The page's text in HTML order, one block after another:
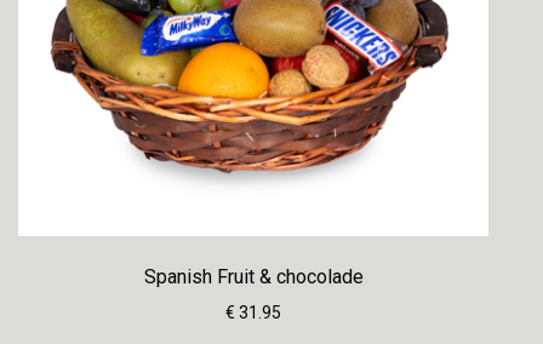
Spanish Fruit & chocolade
€ 31.95